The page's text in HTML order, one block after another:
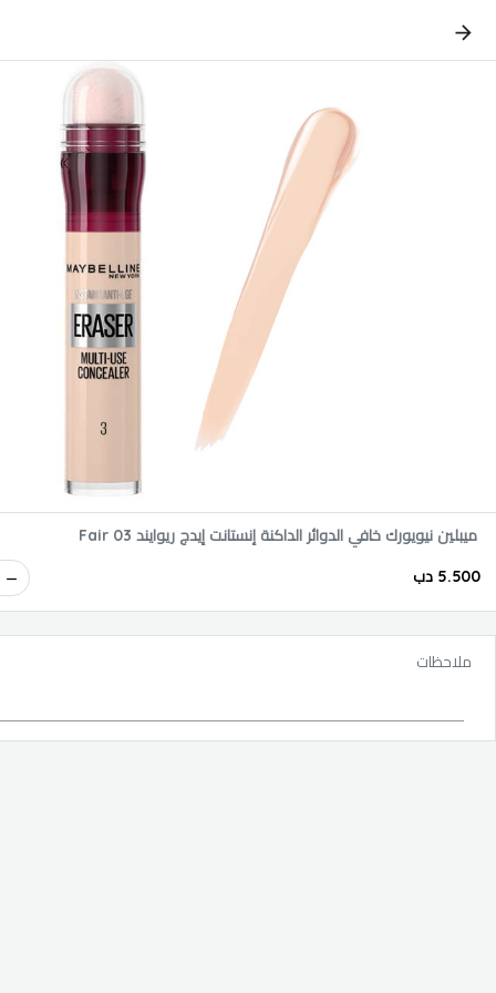
ميبلين نيويورك خافي الدوائر الداكنة إنستانت إيدج ريوايند 03 Fair
5.500 دب
ملاحظات